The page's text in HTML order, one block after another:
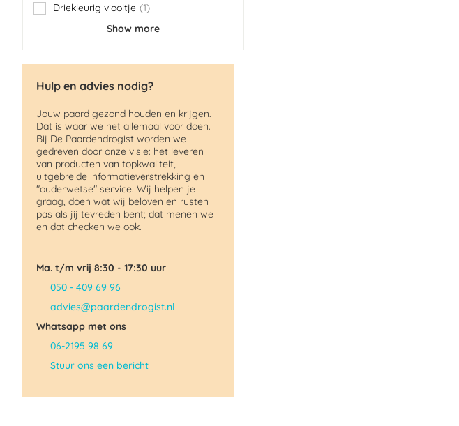
Driekleurig viooltje 1
item
Show more
Hulp en advies nodig?
Jouw paard gezond houden en krijgen.
Dat is waar we het allemaal voor doen.
Bij De Paardendrogist worden we
gedreven door onze visie: het leveren
van producten van topkwaliteit,
uitgebreide informatieverstrekking en
"ouderwetse" service. Wij helpen je
graag, doen wat wij beloven en rusten
pas als jij tevreden bent; dat menen we
en dat checken we ook.
Ma. t/m vrij 8:30 - 17:30 uur
050 - 409 69 96
advies@paardendrogist.nl
Whatsapp met ons
06-2195 98 69
Stuur ons een bericht